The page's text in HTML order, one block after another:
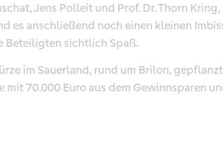
Jens Polleit und Prof. Dr. Thorn
es anschließend noch einen kleinen
Beteiligten sichtlich Spaß.
im Sauerland, rund um Brilon,
70.000 Euro aus dem Gewinnsparen